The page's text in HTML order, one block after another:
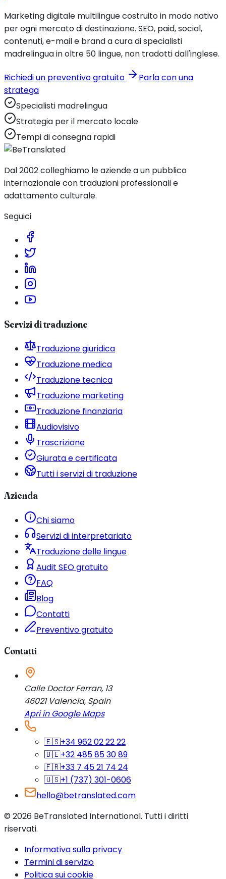
Marketing digitale multilingue costruito in modo nativo
per ogni mercato di destinazione. SEO, paid, social,
contenuti, e-mail e brand a cura di specialisti
madrelingua in oltre 50 lingue, non tradotti dall'inglese.
Richiedi un preventivo gratuito
Parla con una
stratega
Specialisti madrelingua
Strategia per il mercato locale
Tempi di consegna rapidi
Dal 2002 colleghiamo le aziende a un pubblico
internazionale con traduzioni professionali e
adattamento culturale.
Seguici
Servizi di traduzione
Traduzione giuridica
Traduzione medica
Traduzione tecnica
Traduzione marketing
Traduzione finanziaria
Audiovisivo
Trascrizione
Giurata e certificata
Tutti i servizi di traduzione
Azienda
Chi siamo
Servizi di interpretariato
Traduzione delle lingue
Audit SEO gratuito
FAQ
Blog
Contatti
Preventivo gratuito
Contatti
Calle Doctor Ferran, 13
46021 Valencia, Spain
Apri in Google Maps
🇪🇸+34 962 02 22 22
🇧🇪+32 485 85 30 89
🇫🇷+33 7 45 21 74 24
🇺🇸+1 (737) 301-0606
hello@betranslated.com
© 2026 BeTranslated International. Tutti i diritti
riservati.
Informativa sulla privacy
Termini di servizio
Politica sui cookie